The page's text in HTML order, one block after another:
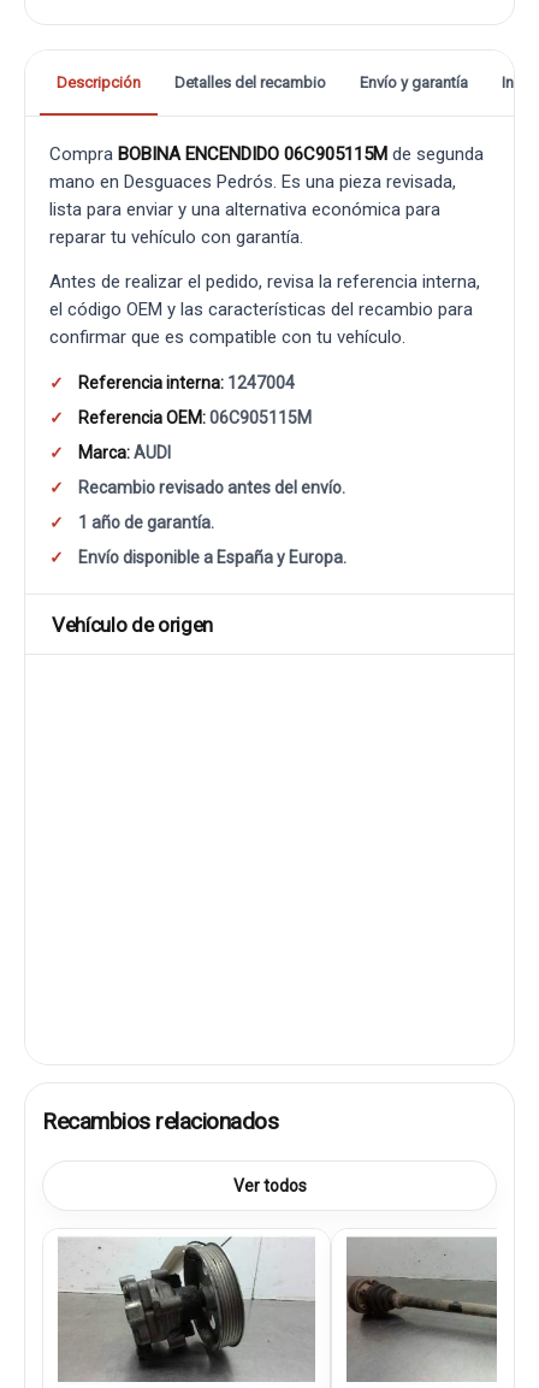
Descripción Detalles del recambio Envío y garantía
Compra BOBINA ENCENDIDO 06C905115M de segunda
mano en Desguaces Pedrós. Es una pieza revisada,
lista para enviar y una alternativa económica para
reparar tu vehículo con garantía.
Antes de realizar el pedido, revisa la referencia interna,
el código OEM y las características del recambio para
confirmar que es compatible con tu vehículo.
Referencia interna: 1247004
Referencia OEM:06C905115M
Marca:AUDI
Recambio revisado antes del envío.
1 año de garantía.
Envío disponible a España y Europa.
Vehículo de origen
Recambios relacionados
Ver todos